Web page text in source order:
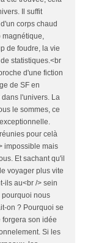
Il suffit
corps chaud
magnétique,
de foudre, la vie
statistiques.<br
d'une fiction
de SF en
l'univers. La
le sommes, ce
pour celà
impossible mais
Et sachant qu'il
voyager plus vite
ils au<br /> sein
pourquoi nous
on ? Pourquoi se
son idée
Si les